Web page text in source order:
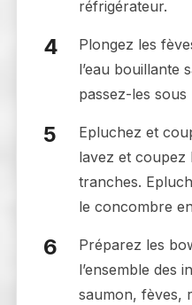
réfrigérateur.
Plongez les
l’eau bouillante
passez-les sous
Epluchez et
lavez et coupez
tranches.
le concombre
Préparez les
l’ensemble des
saumon, fèves,